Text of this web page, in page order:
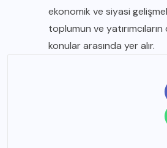
ekonomik ve siyasi
toplumun ve
konular arasında yer alır.